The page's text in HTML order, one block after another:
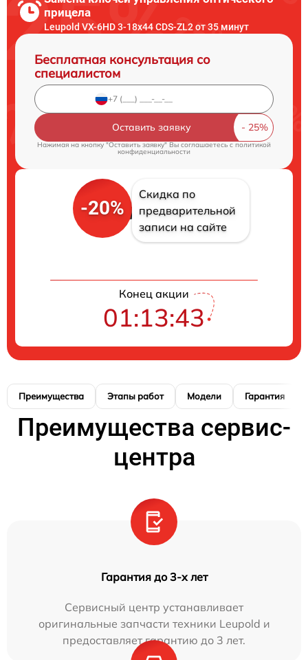
прицела
Leupold VX-6HD 3-18x44 CDS-ZL2 от 35 минут
Бесплатная консультация со
специалистом
Оставить заявку
Нажимая на кнопку "Оставить заявку" Вы соглашаетесь cполитикой
конфиденциальности
-20%
Скидка по
предварительной
записи на сайте
Конец акции
01:13:42
Преимущества Этапы работ Модели Гарантия
Преимущества сервис-
центра
Гарантия до 3-х лет
Сервисный центр устанавливает
оригинальные запчасти техники Leupold и
предоставляет гарантию до 3 лет.